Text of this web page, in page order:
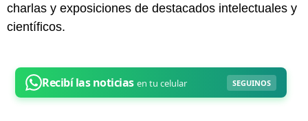
charlas y exposiciones de destacados intelectuales y
científicos.